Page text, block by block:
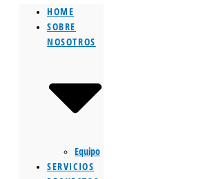
HOME
SOBRE
NOSOTROS
Equipo
SERVICIOS